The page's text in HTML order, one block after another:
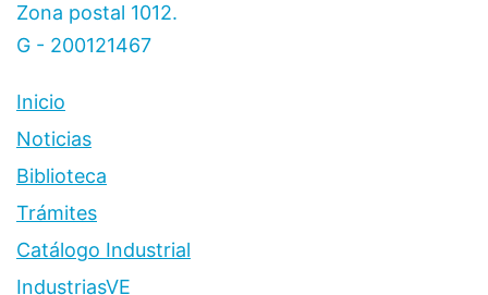
Zona postal 1012.
G - 200121467
Inicio
Noticias
Biblioteca
Trámites
Catálogo Industrial
IndustriasVE